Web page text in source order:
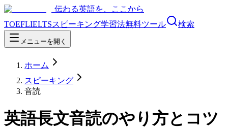
伝わる英語を、ここから
TOEFLIELTSスピーキング学習法無料ツール 検索
メニューを開く
ホーム
スピーキング
音読
英語長文音読のやり方とコツ